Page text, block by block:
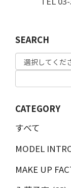
SEARCH
CATEGORY
すべて
MODEL
MAKE UP